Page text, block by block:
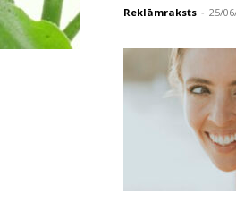
Reklāmraksts - 25/